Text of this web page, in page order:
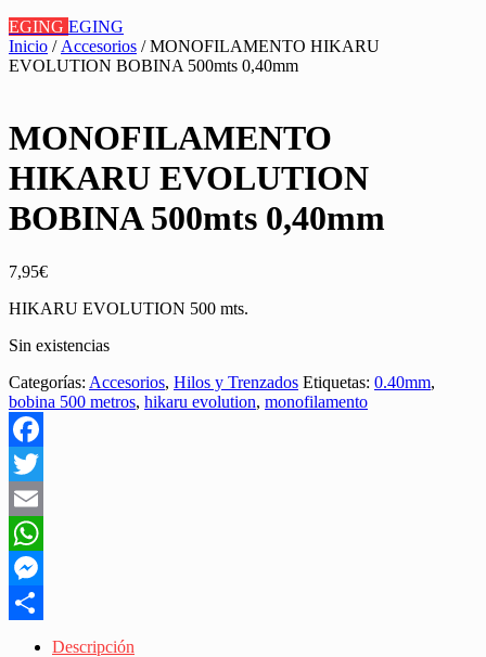
EGING EGING
Inicio / Accesorios / MONOFILAMENTO HIKARU
EVOLUTION BOBINA 500mts 0,40mm
MONOFILAMENTO
HIKARU EVOLUTION
BOBINA 500mts 0,40mm
7,95€
HIKARU EVOLUTION 500 mts.
Sin existencias
Categorías: Accesorios, Hilos y Trenzados Etiquetas: 0.40mm,
bobina 500 metros, hikaru evolution, monofilamento
Facebook
Twitter
Email
WhatsApp
Messenger
Descripción